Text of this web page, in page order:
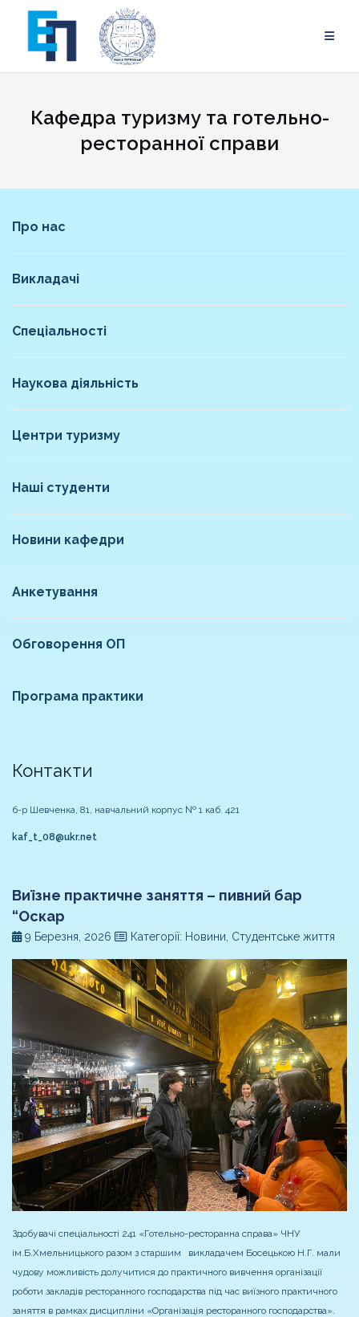
content
Кафедра туризму та готельно-
ресторанної справи
Про нас
Викладачі
Спеціальності
Наукова діяльність
Центри туризму
Наші студенти
Новини кафедри
Анкетування
Обговорення ОП
Програма практики
Контакти
б-р Шевченка, 81, навчальний корпус № 1 каб. 421
kaf_t_08@ukr.net
Виїзне практичне заняття – пивний бар
“Оскар
9 Березня, 2026 Категорії: Новини, Студентське життя
Здобувачі спеціальності 241 «Готельно-ресторанна справа» ЧНУ
ім.Б.Хмельницького разом з старшим викладачем Босецькою Н.Г. мали
чудову можливість долучитися до практичного вивчення організації
роботи закладів ресторанного господарства під час виїзного практичного
заняття в рамках дисципліни «Організація ресторанного господарства».